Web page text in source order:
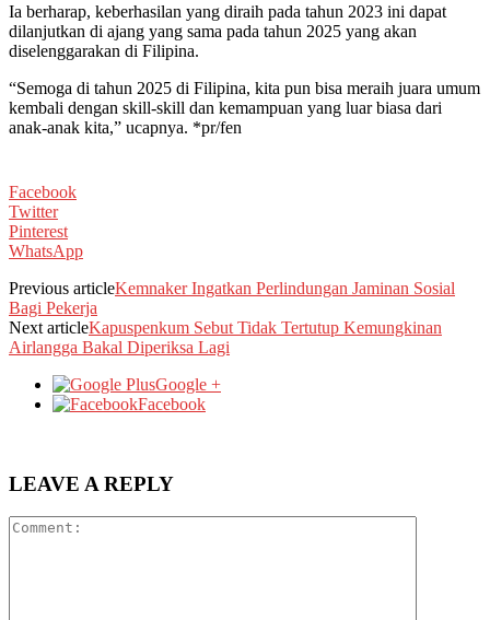
Ia berharap, keberhasilan yang diraih pada tahun 2023 ini dapat
dilanjutkan di ajang yang sama pada tahun 2025 yang akan
diselenggarakan di Filipina.
“Semoga di tahun 2025 di Filipina, kita pun bisa meraih juara umum
kembali dengan skill-skill dan kemampuan yang luar biasa dari
anak-anak kita,” ucapnya. *pr/fen
Facebook
Twitter
Pinterest
WhatsApp
Previous articleKemnaker Ingatkan Perlindungan Jaminan Sosial
Bagi Pekerja
Next articleKapuspenkum Sebut Tidak Tertutup Kemungkinan
Airlangga Bakal Diperiksa Lagi
Google +
Facebook
LEAVE A REPLY